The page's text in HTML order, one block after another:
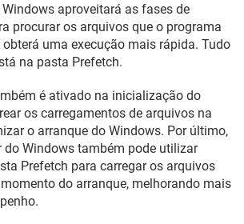
aproveitará as fases de
procurar os arquivos que o programa
obterá uma execução mais rápida. Tudo
na pasta Prefetch.
é ativado na inicialização do
os carregamentos de arquivos na
o arranque do Windows. Por último,
Windows também pode utilizar
Prefetch para carregar os arquivos
do arranque, melhorando mais